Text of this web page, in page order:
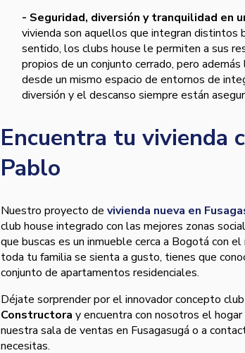
- Seguridad, diversión y tranquilidad en
vivienda son aquellos que integran distintos
sentido, los clubs house le permiten a sus
propios de un conjunto cerrado, pero
desde un mismo espacio de entornos de
diversión y el descanso siempre están
Encuentra tu vivienda
Pablo
Nuestro proyecto de vivienda nueva en
club house integrado con las mejores zonas
que buscas es un inmueble cerca a Bogotá con
toda tu familia se sienta a gusto, tienes que
conjunto de apartamentos residenciales.
Déjate sorprender por el innovador concepto
Constructora y encuentra con nosotros el
nuestra sala de ventas en Fusagasugá o a
necesitas.